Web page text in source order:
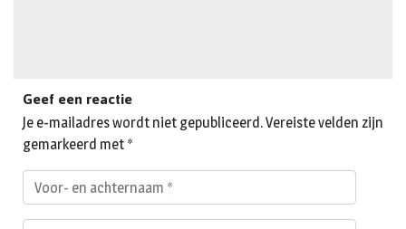
Geef een reactie
Je e-mailadres wordt niet gepubliceerd.Vereiste velden zijn
gemarkeerd met *